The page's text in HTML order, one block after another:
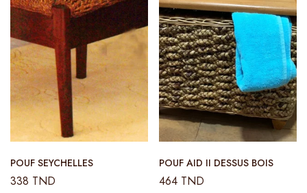
POUF SEYCHELLES
338 TND
POUF AID II DESSUS BOIS
464 TND